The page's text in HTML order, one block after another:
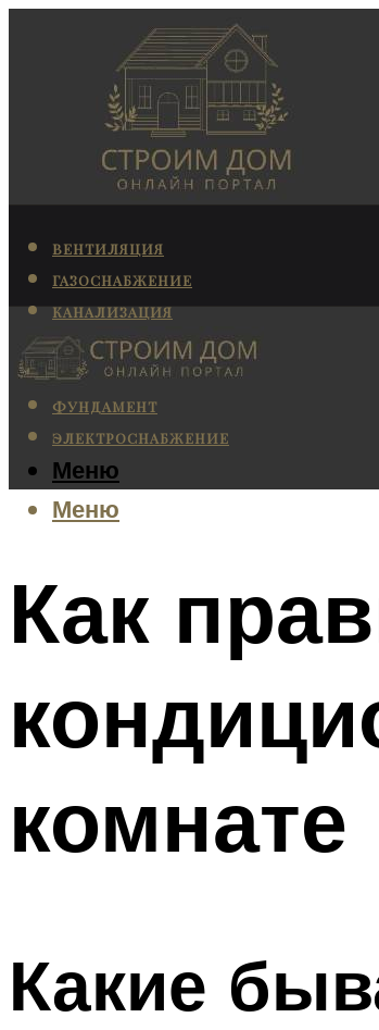
ВЕНТИЛЯЦИЯ
ГАЗОСНАБЖЕНИЕ
КАНАЛИЗАЦИЯ
КОНДИЦИОНИРОВАНИЕ
ОТОПЛЕНИЕ
ФУНДАМЕНТ
ЭЛЕКТРОСНАБЖЕНИЕ
Меню
Меню
Как
комнате
Какие